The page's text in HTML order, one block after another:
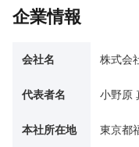
企業情報
会社名 株式会
代表者名 小野原
本社所在地 東京都